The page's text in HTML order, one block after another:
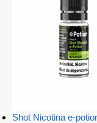
Shot Nicotina e-